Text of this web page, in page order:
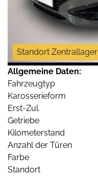
Standort Zentrallager
Allgemeine Daten:
Fahrzeugtyp
Karosserieform
Erst-Zul.
Getriebe
Kilometerstand
Anzahl der Türen
Farbe
Standort